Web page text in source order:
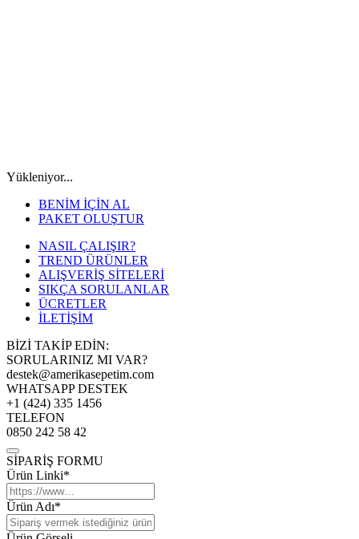
Yükleniyor...
BENİM İÇİN AL
PAKET OLUŞTUR
NASIL ÇALIŞIR?
TREND ÜRÜNLER
ALIŞVERİŞ SİTELERİ
SIKÇA SORULANLAR
ÜCRETLER
İLETİŞİM
BİZİ TAKİP EDİN:
SORULARINIZ MI VAR?
destek@amerikasepetim.com
WHATSAPP DESTEK
+1 (424) 335 1456
TELEFON
0850 242 58 42
SİPARİŞ FORMU
Ürün Linki*
Ürün Adı*